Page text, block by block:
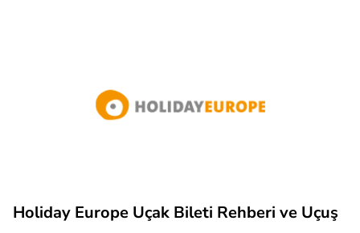
Holiday Europe Uçak Bileti Rehberi ve Uçuş